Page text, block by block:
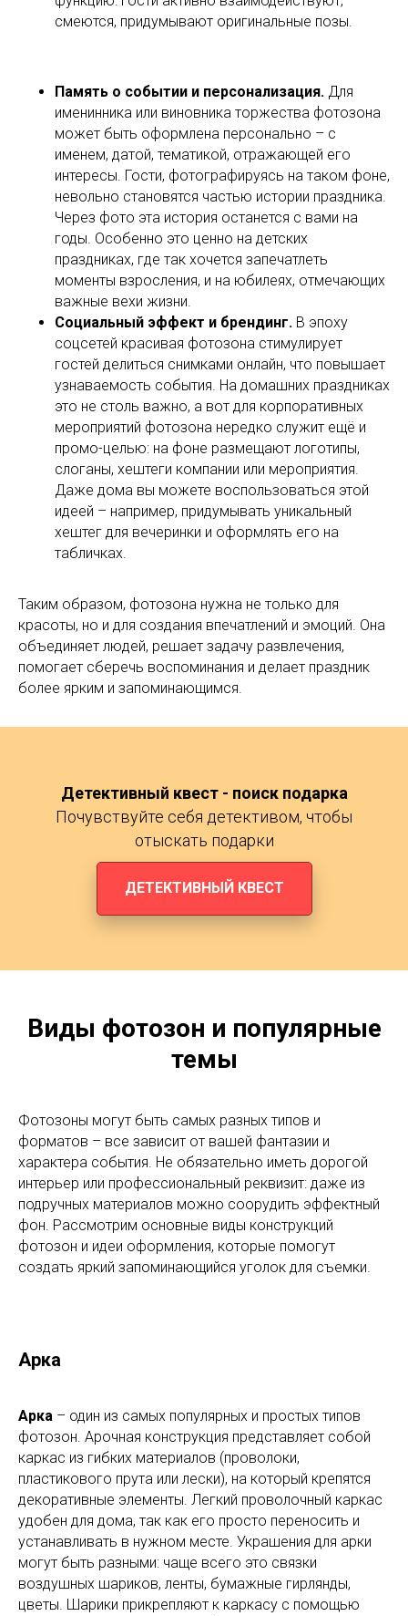
смеются, придумывают оригинальные позы.
Память о событии и персонализация. Для
именинника или виновника торжества фотозона
может быть оформлена персонально – с
именем, датой, тематикой, отражающей его
интересы. Гости, фотографируясь на таком фоне,
невольно становятся частью истории праздника.
Через фото эта история останется с вами на
годы. Особенно это ценно на детских
праздниках, где так хочется запечатлеть
моменты взросления, и на юбилеях, отмечающих
важные вехи жизни.
Социальный эффект и брендинг. В эпоху
соцсетей красивая фотозона стимулирует
гостей делиться снимками онлайн, что повышает
узнаваемость события. На домашних праздниках
это не столь важно, а вот для корпоративных
мероприятий фотозона нередко служит ещё и
промо-целью: на фоне размещают логотипы,
слоганы, хештеги компании или мероприятия.
Даже дома вы можете воспользоваться этой
идеей – например, придумывать уникальный
хештег для вечеринки и оформлять его на
табличках.
Таким образом, фотозона нужна не только для
красоты, но и для создания впечатлений и эмоций. Она
объединяет людей, решает задачу развлечения,
помогает сберечь воспоминания и делает праздник
более ярким и запоминающимся.
Детективный квест - поиск подарка
Почувствуйте себя детективом, чтобы
отыскать подарки
ДЕТЕКТИВНЫЙ КВЕСТ
Виды фотозон и популярные
темы
Фотозоны могут быть самых разных типов и
форматов – все зависит от вашей фантазии и
характера события. Не обязательно иметь дорогой
интерьер или профессиональный реквизит: даже из
подручных материалов можно соорудить эффектный
фон. Рассмотрим основные виды конструкций
фотозон и идеи оформления, которые помогут
создать яркий запоминающийся уголок для съемки.
Арка
Арка – один из самых популярных и простых типов
фотозон. Арочная конструкция представляет собой
каркас из гибких материалов (проволоки,
пластикового прута или лески), на который крепятся
декоративные элементы. Легкий проволочный каркас
удобен для дома, так как его просто переносить и
устанавливать в нужном месте. Украшения для арки
могут быть разными: чаще всего это связки
воздушных шариков, ленты, бумажные гирлянды,
цветы. Шарики прикрепляют к каркасу с помощью